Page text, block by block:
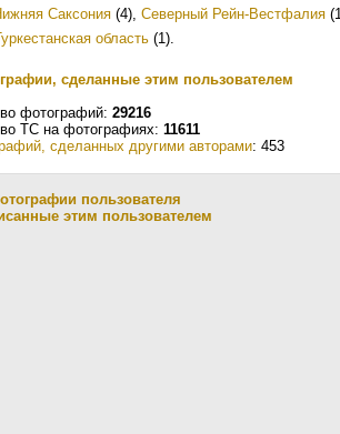
Саксония (4), Северный Рейн-Вестфалия
область (1).
сделанные этим пользователем
фотографий: 29216
ТС на фотографиях: 11611
сделанных другими авторами: 453
пользователя
этим пользователем